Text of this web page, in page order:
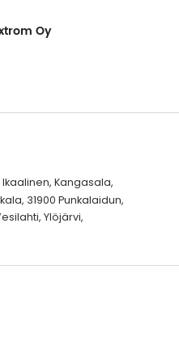
Oy
Kangasala,
31900 Punkalaidun,
Ylöjärvi,